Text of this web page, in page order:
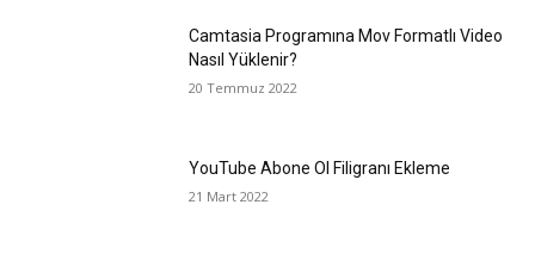
Camtasia Programına Mov Formatlı Video
Nasıl Yüklenir?
20 Temmuz 2022
YouTube Abone Ol Filigranı Ekleme
21 Mart 2022